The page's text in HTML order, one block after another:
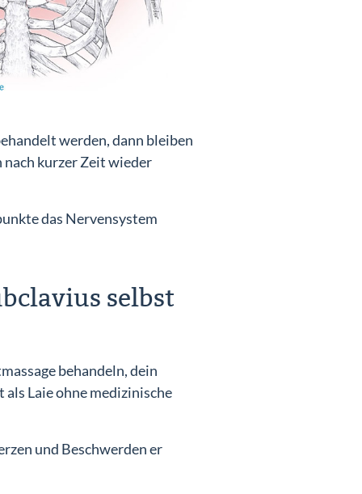
werden, dann bleiben
nach kurzer Zeit wieder
das Nervensystem
selbst
behandeln, dein
Laie ohne medizinische
und Beschwerden er